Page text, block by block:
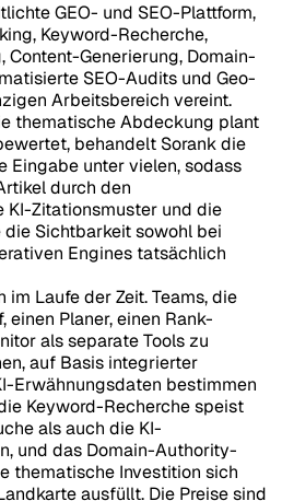
GEO- und SEO-Plattform,
Keyword-Recherche,
Generierung, Domain-
SEO-Audits und Geo-
Arbeitsbereich vereint.
thematische Abdeckung plant
behandelt Sorank die
Eingabe unter vielen, sodass
durch den
KI-Zitationsmuster und die
Sichtbarkeit sowohl bei
Engines tatsächlich
Laufe der Zeit. Teams, die
einen Planer, einen Rank-
als separate Tools zu
auf Basis integrierter
Erwähnungsdaten bestimmen
Keyword-Recherche speist
als auch die KI-
und das Domain-Authority-
thematische Investition sich
ausfüllt. Die Preise sind